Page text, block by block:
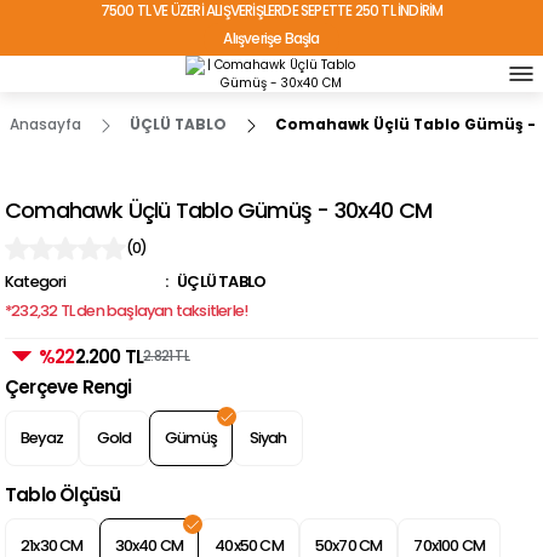
7500 TL VE ÜZERİ ALIŞVERİŞLERDE SEPETTE 250 TL İNDİRİM
Alışverişe Başla
TÜRKİYE'NİN HER YERİNE ÜCRETSİZ KARGO!
Anasayfa ÜÇLÜ TABLO Comahawk Üçlü Tablo Gümüş -
Comahawk Üçlü Tablo Gümüş - 30x40 CM
(0)
Kategori
ÜÇLÜ TABLO
*232,32 TL den başlayan taksitlerle!
%222.200 TL2.821 TL
Çerçeve Rengi
Beyaz Gold Gümüş Siyah
Tablo Ölçüsü
21x30 CM 30x40 CM 40x50 CM 50x70 CM 70x100 CM